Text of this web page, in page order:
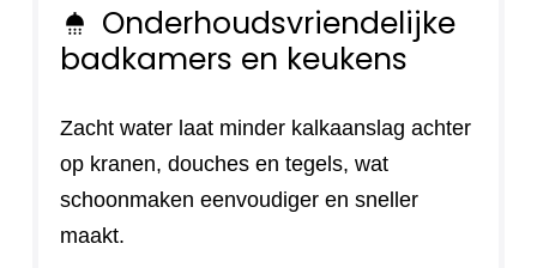
shower
Onderhoudsvriendelijke
badkamers en keukens
Zacht water laat minder kalkaanslag achter
op kranen, douches en tegels, wat
schoonmaken eenvoudiger en sneller
maakt.